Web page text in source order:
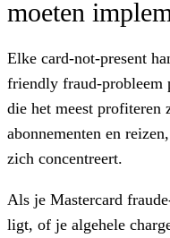
moeten
Elke card-not-present
friendly fraud-probleem
die het meest profiteren
abonnementen en
zich concentreert.
Als je Mastercard
ligt, of je algehele